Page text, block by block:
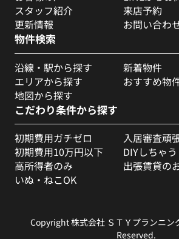
スタッフ紹介
更新情報
来店予約
お問い合わ
物件検索
沿線・駅から探す
エリアから探す
地図から探す
新着物件
おすすめ物
こだわり条件から探す
初期費用ガチゼロ
初期費用10万円以下
高所得者のみ
いぬ・ねこOK
入居審査頑
DIYしちゃう
出張賃貸の
Copyright 株式会社 ＳＴＹプランニン
Reserved.